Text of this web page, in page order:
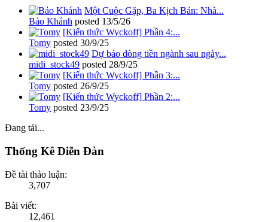
Một Cuộc Gặp, Ba Kịch Bản: Nhà...
Bảo Khánh posted 13/5/26
[Kiến thức Wyckoff] Phần 4:...
Tomy posted 30/9/25
Dự báo dòng tiền ngành sau ngày...
midi_stock49 posted 28/9/25
[Kiến thức Wyckoff] Phần 3:...
Tomy posted 26/9/25
[Kiến thức Wyckoff] Phần 2:...
Tomy posted 23/9/25
Đang tải...
Thống Kê Diễn Đàn
Đề tài thảo luận:
3,707
Bài viết:
12,461